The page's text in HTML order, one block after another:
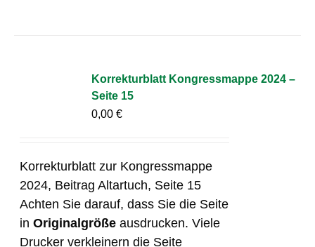
Korrekturblatt Kongressmappe 2024 –
Seite 15
0,00€
Korrekturblatt zur Kongressmappe
2024, Beitrag Altartuch, Seite 15
Achten Sie darauf, dass Sie die Seite
inOriginalgröße ausdrucken. Viele
Drucker verkleinern die Seite